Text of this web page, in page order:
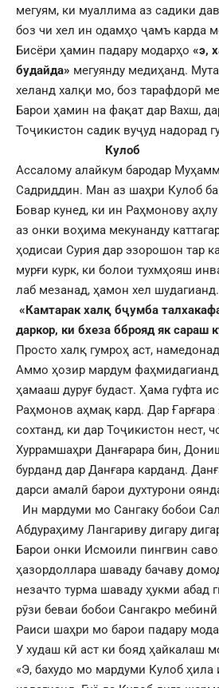
мегуям, ки муаллима аз садики
боз чи хел ин одамҳо ҷамъ карда
Бисёри ҳамин падару модарҳо «э,
будайда» мегуянду медиҳанд.
хеланд халқи мо, боз тарафдорӣ
Барои ҳамин на фақат дар Вахш,
Тоҷикистон садик вуҷуд надорад
Кулоб
Ассалому алайкум бародар
Садриддин. Ман аз шаҳри Кулоб
Бовар кунед, ки ин Раҳмонову
аз онки воҳима мекунанду
ҳодисаи Сурия дар эзорошон тар
мурғи курк, ки болои тухмҳояш
лаб мезанад, ҳамон хел шудагианд.
«Камтарак халқ бҷумба
даркор, ки бхеза бброяд як сараш
Просто халқ гумроҳ аст,
Аммо ҳозир мардум
ҳамааш дуруғ будаст. Ҳама гуфта
Раҳмонов аҳмақ кард. Дар Ғарғара
сохтанд, ки дар Тоҷикистон нест,
Хуррамшаҳри Данғарара бин,
бурданд дар Данғара карданд.
дарси амалӣ барои духтурони
Ин мардуми мо Сангаку бобои
Абдураҳиму Лангариву дигару
Барои онки Исмоили пингвин
ҳазордоллара шаваду бачаву
незачто турма шаваду ҳукми абад
рӯзи беваи бобои Сангакро
Раиси шаҳри мо барои падару
У худаш кӣ аст ки бояд ҳайкалаш
«Э, бахудо мо мардуми Кулоб